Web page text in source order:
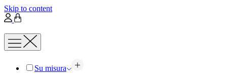
Skip to content
Su misura